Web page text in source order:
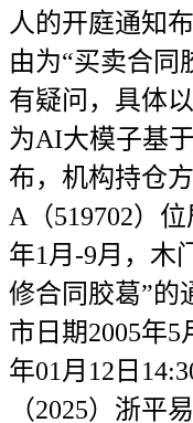
人的开庭通知
由为“买卖合同
有疑问，具体
为AI大模子基
布，机构持仓
A（519702）
年1月-9月，木
修合同胶葛”的
市日期2005年5
年01月12日
（2025）浙平